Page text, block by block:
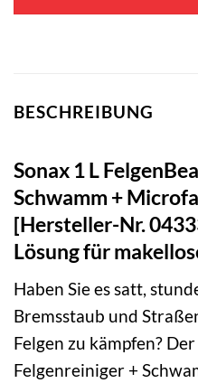
BESCHREIBUNG
Sonax 1 L
Schwamm +
[Hersteller-Nr.
Lösung für
Haben Sie es satt,
Bremsstaub und
Felgen zu kämpfen? Der
Felgenreiniger +